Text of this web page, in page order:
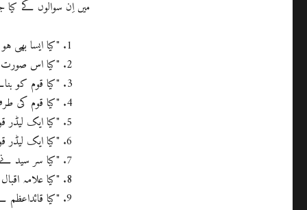
میں اِن سوالوں کے
"کیا ایسا بھی
"کیا اس
"کیا قوم کو
"کیا قوم کی
"کیا ایک لیڈر
"کیا ایک لیڈر
"کیا سر سید
"کیا علامہ
"کیا قائداعظم